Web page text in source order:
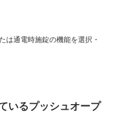
は通電時施錠の機能を選択・
いるプッシュオープ